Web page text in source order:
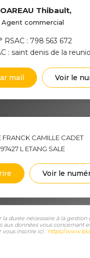
FRANCK CAMILLE CADET
97427 L ETANG SALE
Voir le
Thibault,
Agent commercial
RSAC : 798 563 672
: saint denis de la
mail Voir le
durée nécessaire à la gestion
données vous concernant
inscrire ici : https://